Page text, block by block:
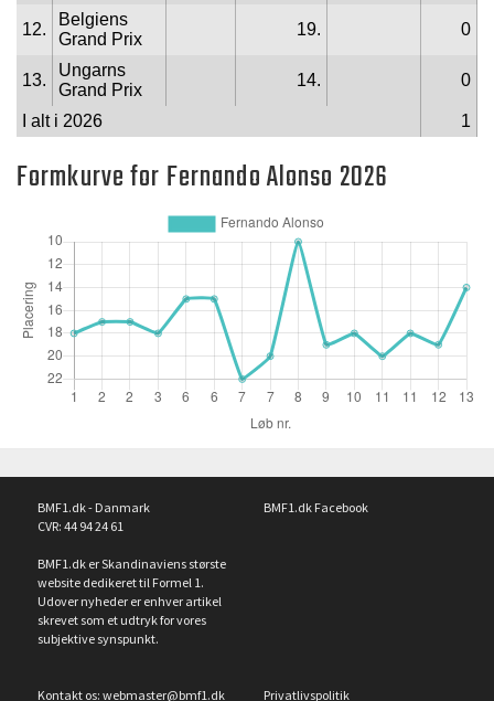
12.
Belgiens
Grand Prix
19. 0
13.
Ungarns
Grand Prix
14. 0
I alt i 2026 1
Formkurve for Fernando Alonso 2026
BMF1.dk - Danmark
CVR: 44 94 24 61
BMF1.dk er Skandinaviens største
website dedikeret til Formel 1.
Udover nyheder er enhver artikel
skrevet som et udtryk for vores
subjektive synspunkt.
BMF1.dk Facebook
Kontakt os: webmaster@bmf1.dk Privatlivspolitik